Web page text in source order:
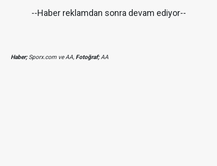
--Haber reklamdan sonra devam ediyor--
Haber;Sporx.com ve AA, Fotoğraf;AA